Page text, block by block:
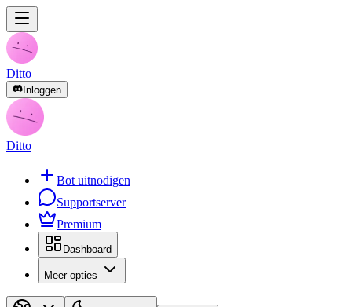
Ditto
Inloggen
Ditto
Bot uitnodigen
Supportserver
Premium
Dashboard
Meer opties